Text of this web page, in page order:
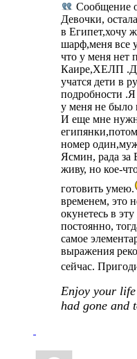
Сообщение
Девочки,
в Египет,хочу
шарф,меня все
что у меня нет
Каире,ХЕЛП
учатся дети в
подробности
у меня не было
И еще мне
номер
Ясмин, рада за
живу, но кое-
готовить умею.
временем, это
окунетесь в
постоянно,
самое
выражения
сейчас.
Enjoy your life
had gone and